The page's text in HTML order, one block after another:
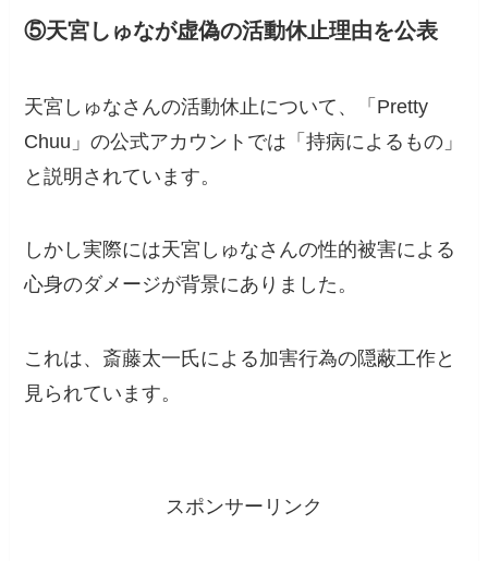
⑤天宮しゅなが虚偽の活動休止理由を公表
天宮しゅなさんの活動休止について、「Pretty
Chuu」の公式アカウントでは「持病によるもの」
と説明されています。
しかし実際には天宮しゅなさんの性的被害による
心身のダメージが背景にありました。
これは、斎藤太一氏による加害行為の隠蔽工作と
見られています。
スポンサーリンク